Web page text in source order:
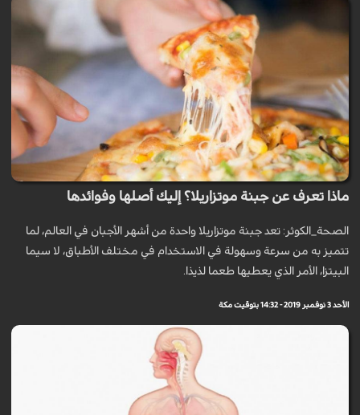
ماذا تعرف عن جبنة موتزاريلا؟ إليك أصلها وفوائدها
الصحة_الكوثر: تعد جبنة موتزاريلا واحدة من أشهر الأجبان في العالم، لما
تتميز به من سرعة وسهولة في الاستخدام في مختلف الأطباق، لا سيما
البيتزا، الأمر الذي يعطيها طعما لذيذا.
الأحد 3 نوفمبر 2019 - 14:32 بتوقيت مكة